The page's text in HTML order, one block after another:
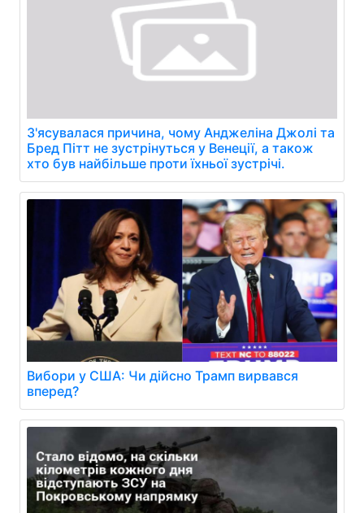
З'ясувалася причина, чому Анджеліна Джолі та
Бред Пітт не зустрінуться у Венеції, а також
хто був найбільше проти їхньої зустрічі.
Вибори у США: Чи дійсно Трамп вирвався
вперед?